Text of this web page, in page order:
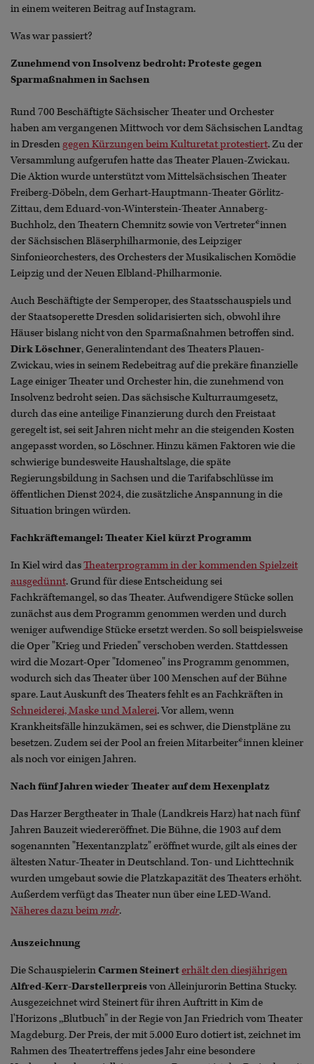
in einem weiteren Beitrag auf Instagram.
Was war passiert?
Zunehmend von Insolvenz bedroht: Proteste gegen
Sparmaßnahmen in Sachsen
Rund 700 Beschäftigte Sächsischer Theater und Orchester
haben am vergangenen Mittwoch vor dem Sächsischen Landtag
in Dresdengegen Kürzungen beim Kulturetat protestiert. Zu der
Versammlung aufgerufen hatte das Theater Plauen-Zwickau.
Die Aktion wurde unterstützt vom Mittelsächsischen Theater
Freiberg-Döbeln, dem Gerhart-Hauptmann-Theater Görlitz-
Zittau, dem Eduard-von-Winterstein-Theater Annaberg-
Buchholz, den Theatern Chemnitz sowie von Vertreter*innen
der Sächsischen Bläserphilharmonie, des Leipziger
Sinfonieorchesters, des Orchesters der Musikalischen Komödie
Leipzig und der Neuen Elbland-Philharmonie.
Auch Beschäftigte der Semperoper, des Staatsschauspiels und
der Staatsoperette Dresden solidarisierten sich, obwohl ihre
Häuser bislang nicht von den Sparmaßnahmen betroffen sind.
Dirk Löschner, Generalintendant des Theaters Plauen-
Zwickau, wies in seinem Redebeitrag auf die prekäre finanzielle
Lage einiger Theater und Orchester hin, die zunehmend von
Insolvenz bedroht seien. Das sächsische Kulturraumgesetz,
durch das eine anteilige Finanzierung durch den Freistaat
geregelt ist, sei seit Jahren nicht mehr an die steigenden Kosten
angepasst worden, so Löschner. Hinzu kämen Faktoren wie die
schwierige bundesweite Haushaltslage, die späte
Regierungsbildung in Sachsen und die Tarifabschlüsse im
öffentlichen Dienst 2024, die zusätzliche Anspannung in die
Situation bringen würden.
Fachkräftemangel: Theater Kiel kürzt Programm
In Kiel wird dasTheaterprogramm in der kommenden Spielzeit
ausgedünnt. Grund für diese Entscheidung sei
Fachkräftemangel, so das Theater. Aufwendigere Stücke sollen
zunächst aus dem Programm genommen werden und durch
weniger aufwendige Stücke ersetzt werden. So soll beispielsweise
die Oper "Krieg und Frieden" verschoben werden. Stattdessen
wird die Mozart-Oper "Idomeneo" ins Programm genommen,
wodurch sich das Theater über 100 Menschen auf der Bühne
spare. Laut Auskunft des Theaters fehlt es an Fachkräften in
Schneiderei, Maske und Malerei. Vor allem, wenn
Krankheitsfälle hinzukämen, sei es schwer, die Dienstpläne zu
besetzen. Zudem sei der Pool an freien Mitarbeiter*innen kleiner
als noch vor einigen Jahren.
Nach fünf Jahren wieder Theater auf dem Hexenplatz
Das Harzer Bergtheater in Thale (Landkreis Harz) hat nach fünf
Jahren Bauzeit wiedereröffnet. Die Bühne, die 1903 auf dem
sogenannten "Hexentanzplatz" eröffnet wurde, gilt als eines der
ältesten Natur-Theater in Deutschland. Ton- und Lichttechnik
wurden umgebaut sowie die Platzkapazität des Theaters erhöht.
Außerdem verfügt das Theater nun über eine LED-Wand.
Näheres dazu beimmdr.
Auszeichnung
Die SchauspielerinCarmen Steinerterhält den diesjährigen
Alfred-Kerr-Darstellerpreisvon Alleinjurorin Bettina Stucky.
Ausgezeichnet wird Steinert für ihren Auftritt in Kim de
l'Horizons ,,Blutbuch" in der Regie von Jan Friedrich vom Theater
Magdeburg. Der Preis, der mit 5.000 Euro dotiert ist, zeichnet im
Rahmen des Theatertreffens jedes Jahr eine besondere